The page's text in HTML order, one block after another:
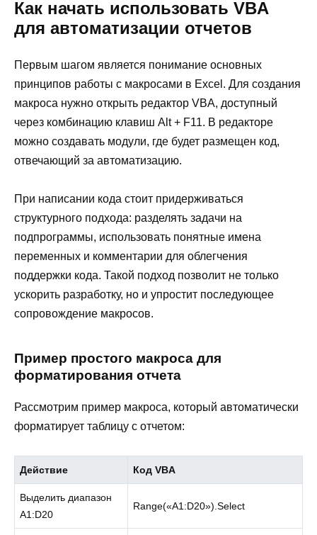
Как начать использовать VBA
для автоматизации отчетов
Первым шагом является понимание основных
принципов работы с макросами в Excel. Для создания
макроса нужно открыть редактор VBA, доступный
через комбинацию клавиш Alt + F11. В редакторе
можно создавать модули, где будет размещен код,
отвечающий за автоматизацию.
При написании кода стоит придерживаться
структурного подхода: разделять задачи на
подпрограммы, использовать понятные имена
переменных и комментарии для облегчения
поддержки кода. Такой подход позволит не только
ускорить разработку, но и упростит последующее
сопровождение макросов.
Пример простого макроса для
форматирования отчета
Рассмотрим пример макроса, который автоматически
форматирует таблицу с отчетом:
Действие Код VBA
Выделить диапазон
A1:D20
Range(«A1:D20»).Select